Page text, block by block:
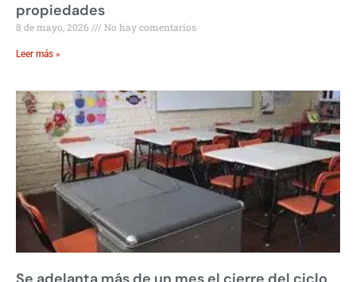
propiedades
8 de mayo, 2026 No hay comentarios
Leer más »